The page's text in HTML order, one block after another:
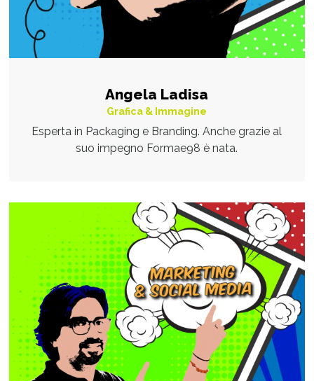
Angela Ladisa
Grafica & Immagine
Esperta in Packaging e Branding. Anche grazie al
suo impegno Formae98 è nata.